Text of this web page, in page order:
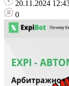
20.11.2024
0